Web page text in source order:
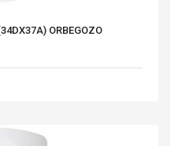
ORBEGOZO